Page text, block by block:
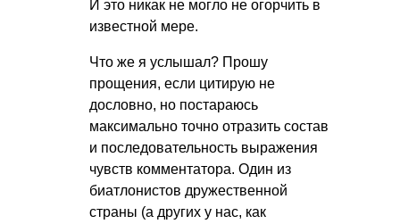
И это никак не могло не огорчить в
известной мере.
Что же я услышал? Прошу
прощения, если цитирую не
дословно, но постараюсь
максимально точно отразить состав
и последовательность выражения
чувств комментатора. Один из
биатлонистов дружественной
страны (а других у нас, как